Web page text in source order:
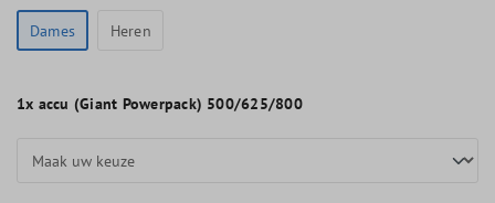
Dames
Heren
1x accu (Giant Powerpack) 500/625/800